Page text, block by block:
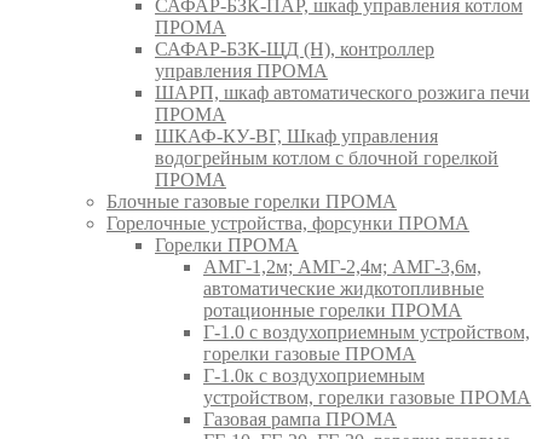
САФАР-БЗК-ПАР, шкаф управления котлом
ПРОМА
САФАР-БЗК-ЩД (Н), контроллер
управления ПРОМА
ШАРП, шкаф автоматического розжига печи
ПРОМА
ШКАФ-КУ-ВГ, Шкаф управления
водогрейным котлом с блочной горелкой
ПРОМА
Блочные газовые горелки ПРОМА
Горелочные устройства, форсунки ПРОМА
Горелки ПРОМА
АМГ-1,2м; АМГ-2,4м; АМГ-3,6м,
автоматические жидкотопливные
ротационные горелки ПРОМА
Г-1.0 с воздухоприемным устройством,
горелки газовые ПРОМА
Г-1.0к с воздухоприемным
устройством, горелки газовые ПРОМА
Газовая рампа ПРОМА